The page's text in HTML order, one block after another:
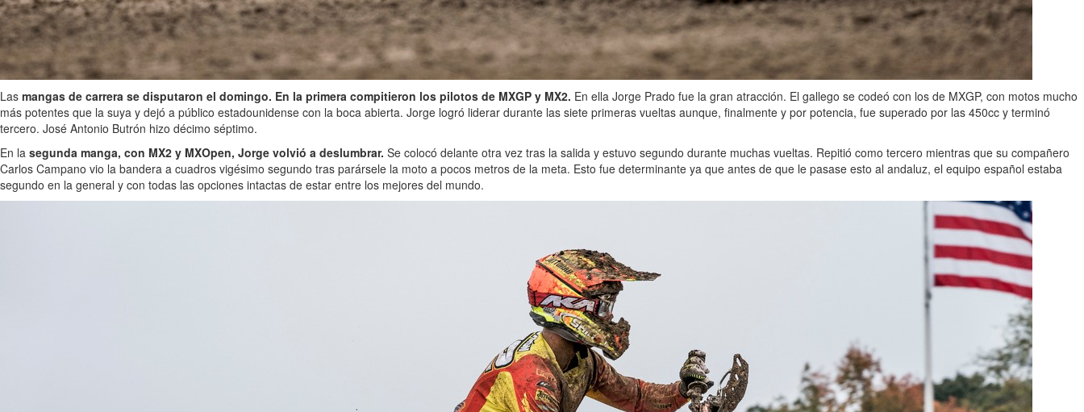
Las mangas de carrera se disputaron el domingo. En la primera compitieron los pilotos de MXGP y MX2. En ella Jorge Prado fue la gran atracción. El gallego se codeó con los de MXGP, con motos mucho
más potentes que la suya y dejó a público estadounidense con la boca abierta. Jorge logró liderar durante las siete primeras vueltas aunque, finalmente y por potencia, fue superado por las 450cc y terminó
tercero. José Antonio Butrón hizo décimo séptimo.
En la segunda manga, con MX2 y MXOpen, Jorge volvió a deslumbrar. Se colocó delante otra vez tras la salida y estuvo segundo durante muchas vueltas. Repitió como tercero mientras que su compañero
Carlos Campano vio la bandera a cuadros vigésimo segundo tras parársele la moto a pocos metros de la meta. Esto fue determinante ya que antes de que le pasase esto al andaluz, el equipo español estaba
segundo en la general y con todas las opciones intactas de estar entre los mejores del mundo.